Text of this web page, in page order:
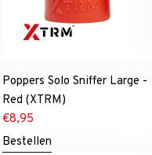
Poppers Solo Sniffer Large -
Red (XTRM)
€8,95
Bestellen